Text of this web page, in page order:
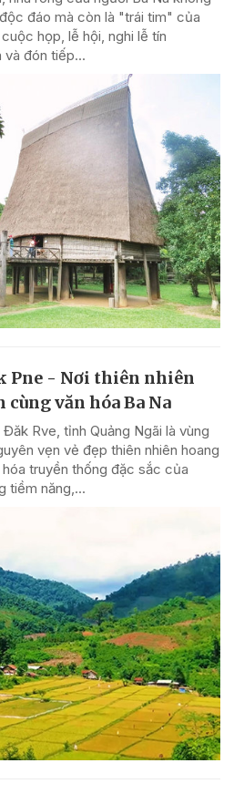
đáo mà còn là "trái tim" của
họp, lễ hội, nghi lễ tín
và đón tiếp...
Pne - Nơi thiên nhiên
cùng văn hóa Ba Na
Rve, tỉnh Quảng Ngãi là vùng
vẹn vẻ đẹp thiên nhiên hoang
truyền thống đặc sắc của
tiềm năng,...